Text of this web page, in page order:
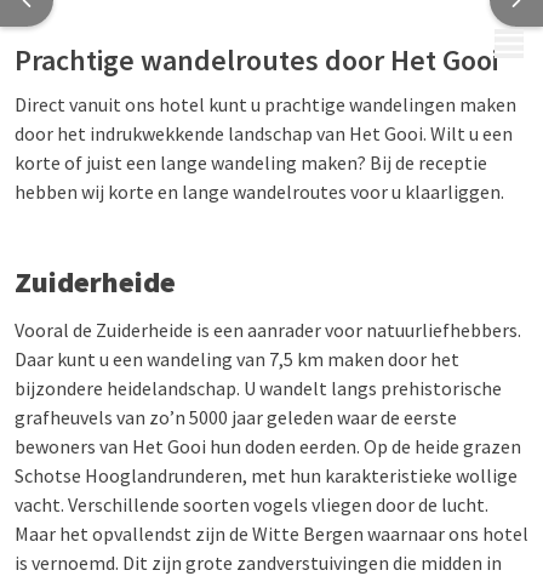
Prachtige wandelroutes door Het Gooi
Direct vanuit ons hotel kunt u prachtige wandelingen maken
door het indrukwekkende landschap van Het Gooi. Wilt u een
korte of juist een lange wandeling maken? Bij de receptie
hebben wij korte en lange wandelroutes voor u klaarliggen.
Zuiderheide
Vooral de Zuiderheide is een aanrader voor natuurliefhebbers.
Daar kunt u een wandeling van 7,5 km maken door het
bijzondere heidelandschap. U wandelt langs prehistorische
grafheuvels van zo’n 5000 jaar geleden waar de eerste
bewoners van Het Gooi hun doden eerden. Op de heide grazen
Schotse Hooglandrunderen, met hun karakteristieke wollige
vacht. Verschillende soorten vogels vliegen door de lucht.
Maar het opvallendst zijn de Witte Bergen waarnaar ons hotel
is vernoemd. Dit zijn grote zandverstuivingen die midden in